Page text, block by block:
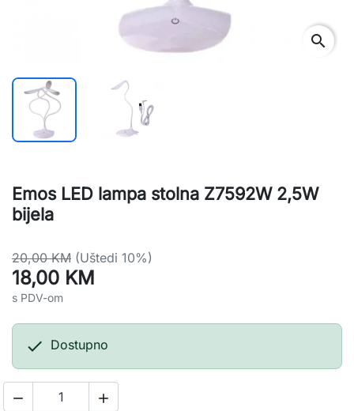
search
Emos LED lampa stolna Z7592W 2,5W
bijela
20,00 KM (Uštedi 10%)
18,00 KM
s PDV-om
 Dostupno
 